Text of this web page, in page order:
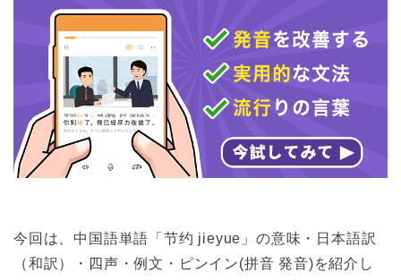
今回は、中国語単語「节约 jieyue」の意味・日本語訳
（和訳）・四声・例文・ピンイン(拼音 発音)を紹介し